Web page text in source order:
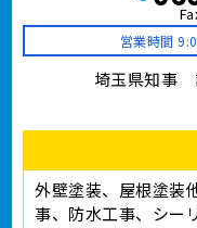
営業時間
埼玉県知事
外壁塗装、屋根塗装
事、防水工事、シー